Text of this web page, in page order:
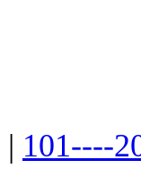
| 101----